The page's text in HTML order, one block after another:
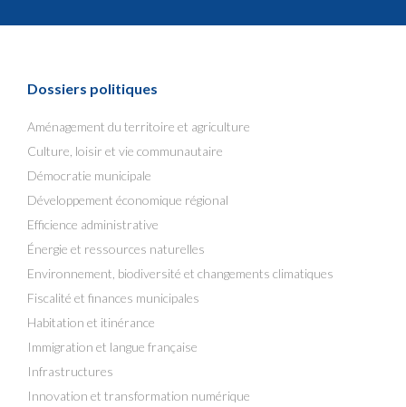
Dossiers politiques
Aménagement du territoire et agriculture
Culture, loisir et vie communautaire
Démocratie municipale
Développement économique régional
Efficience administrative
Énergie et ressources naturelles
Environnement, biodiversité et changements climatiques
Fiscalité et finances municipales
Habitation et itinérance
Immigration et langue française
Infrastructures
Innovation et transformation numérique